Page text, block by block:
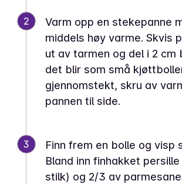
2
Varm opp en stekepanne
middels høy varme. Skvis
ut av tarmen og del i 2 cm
det blir som små
gjennomstekt, skru av
pannen til side.
3
Finn frem en bolle og visp
Bland inn finhakket
stilk) og 2/3 av